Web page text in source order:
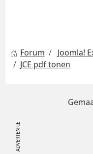
Forum Joomla!
JCE pdf tonen